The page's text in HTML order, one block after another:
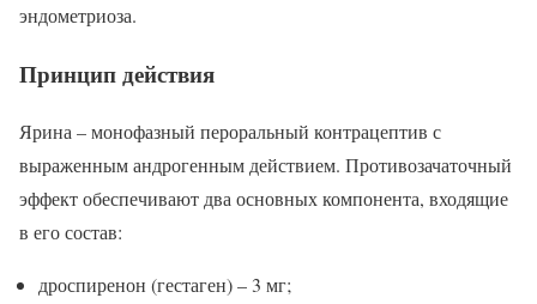
эндометриоза.
Принцип действия
Ярина – монофазный пероральный контрацептив с
выраженным андрогенным действием. Противозачаточный
эффект обеспечивают два основных компонента, входящие
в его состав:
дроспиренон (гестаген) – 3 мг;